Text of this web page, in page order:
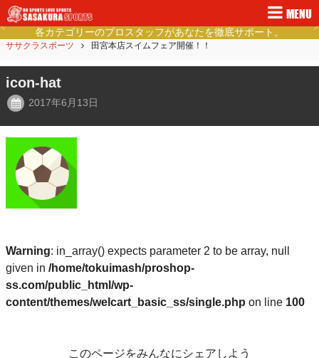
MENU
各カテゴリーのプロスタッフがあなたを徹底サポート。
Previous
ササクラスポーツ 田宮本店スイムフェア開催！！
icon-hat
2017年6月13日
Warning: in_array() expects parameter 2 to be array, null
given in /home/tokuimash/proshop-
ss.com/public_html/wp-
content/themes/welcart_basic_ss/single.php on line 100
このページをみんなにシェアしよう